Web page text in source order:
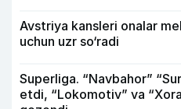
Avstriya kansleri onalar
uchun uzr so‘radi
Superliga. “Navbahor”
etdi, “Lokomotiv” va